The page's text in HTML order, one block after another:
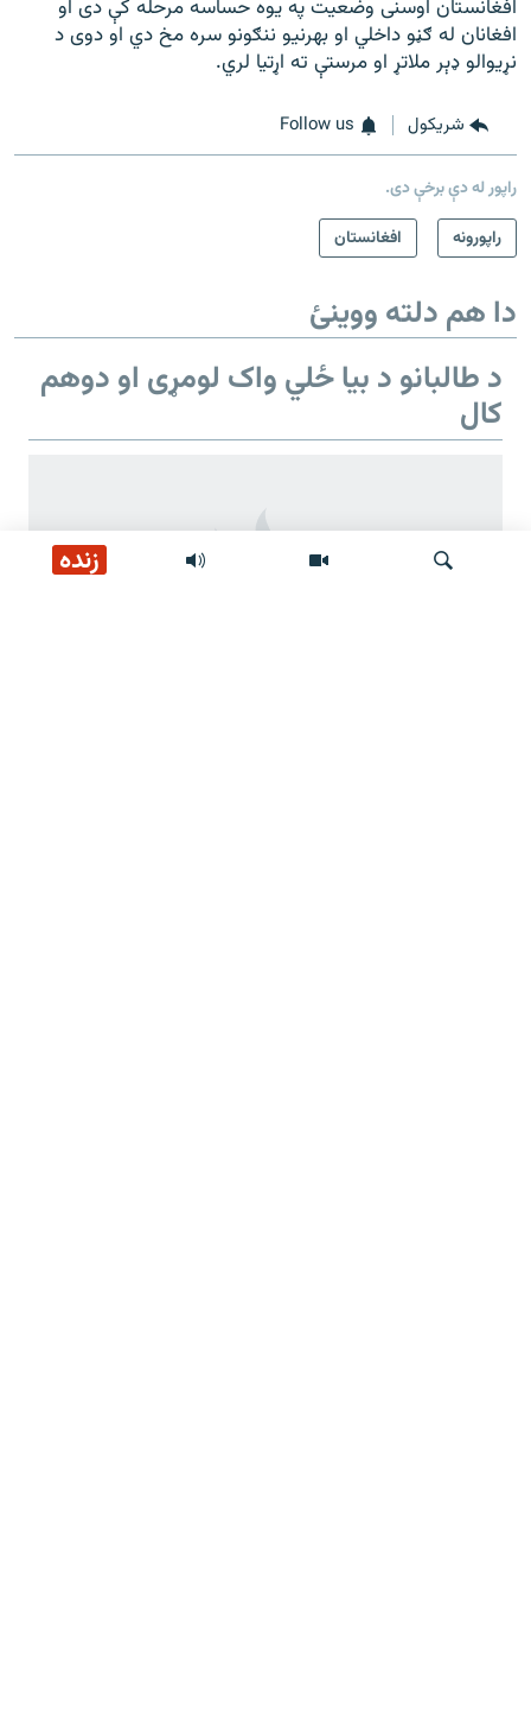
زنده
افغانستان اوسنی وضعیت په یوه حساسه مرحله کې دی او
افغانان له ګڼو داخلي او بهرنیو ننګونو سره مخ دي او دوی د
نړیوالو ډېر ملاتړ او مرستې ته اړتیا لري.
شريکول Follow us
راپور له دې برخې دی.
راپورونه
افغانستان
دا هم دلته ووینئ
د طالبانو د بیا ځلي واک لومړی او دوهم
کال